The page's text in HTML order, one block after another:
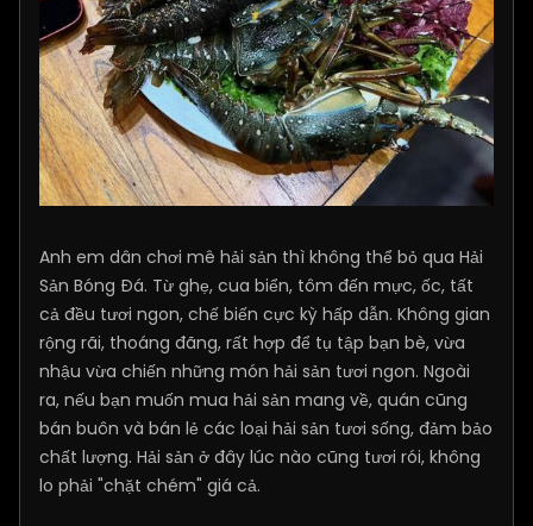
Anh em dân chơi mê hải sản thì không thể bỏ qua Hải
Sản Bóng Đá. Từ ghẹ, cua biển, tôm đến mực, ốc, tất
cả đều tươi ngon, chế biến cực kỳ hấp dẫn. Không gian
rộng rãi, thoáng đãng, rất hợp để tụ tập bạn bè, vừa
nhậu vừa chiến những món hải sản tươi ngon. Ngoài
ra, nếu bạn muốn mua hải sản mang về, quán cũng
bán buôn và bán lẻ các loại hải sản tươi sống, đảm bảo
chất lượng. Hải sản ở đây lúc nào cũng tươi rói, không
lo phải "chặt chém" giá cả.